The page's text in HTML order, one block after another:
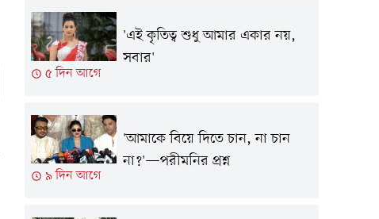
৫ দিন আগে
'এই কৃতিত্ব শুধু আমার একার নয়,
সবার'
৯ দিন আগে
'আমাকে বিয়ে দিতে চান, না চান
না?'—পরীমনির প্রশ্ন